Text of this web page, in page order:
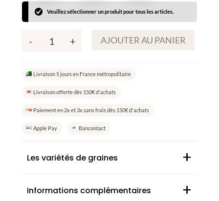
Veuillez sélectionner un produit pour tous les articles.
-
quantité
votre
carte
semer
+ AJOUTER AU PANIER
Livraison 5 jours en France métropolitaire
Livraison offerte dès 150€ d'achats
Paiement en 2x et 3x sans frais dès 150€ d'achats
Apple Pay Bancontact
Les variétés de graines +
Informations complémentaires +